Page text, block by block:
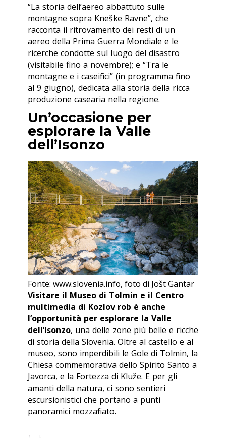
“La storia dell’aereo abbattuto sulle
montagne sopra Kneške Ravne”, che
racconta il ritrovamento dei resti di un
aereo della Prima Guerra Mondiale e le
ricerche condotte sul luogo del disastro
(visitabile fino a novembre); e “Tra le
montagne e i caseifici” (in programma fino
al 9 giugno), dedicata alla storia della ricca
produzione casearia nella regione.
Un’occasione per
esplorare la Valle
dell’Isonzo
Fonte: www.slovenia.info, foto di Jošt Gantar
Visitare il Museo di Tolmin e il Centro
multimedia di Kozlov rob è anche
l’opportunità per esplorare la Valle
dell’Isonzo, una delle zone più belle e ricche
di storia della Slovenia. Oltre al castello e al
museo, sono imperdibili le Gole di Tolmin, la
Chiesa commemorativa dello Spirito Santo a
Javorca, e la Fortezza di Kluže. E per gli
amanti della natura, ci sono sentieri
escursionistici che portano a punti
panoramici mozzafiato.